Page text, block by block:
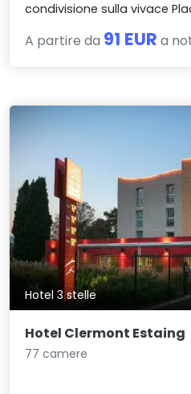
condivisione sulla vivace
A partire da 91 EUR a
Hotel 3 stelle
Hotel Clermont Estaing
77 camere